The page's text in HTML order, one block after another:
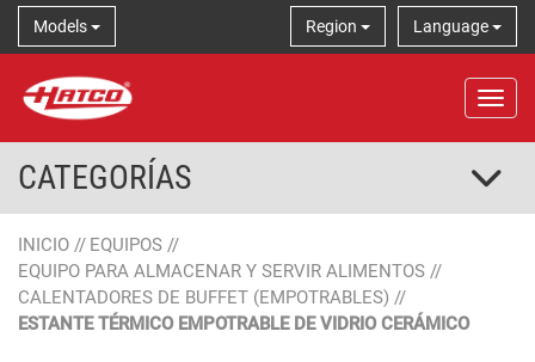
Models Language
Region
CATEGORÍAS
INICIO // EQUIPOS //
EQUIPO PARA ALMACENAR Y SERVIR ALIMENTOS //
CALENTADORES DE BUFFET (EMPOTRABLES) //
ESTANTE TÉRMICO EMPOTRABLE DE VIDRIO CERÁMICO